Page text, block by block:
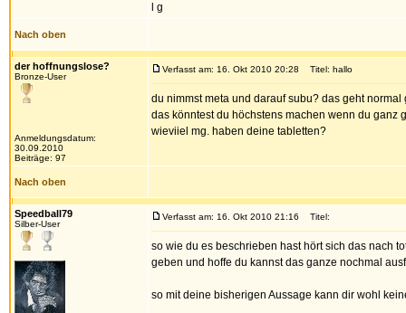
l g
Nach oben
der hoffnungslose?
Bronze-User
Anmeldungsdatum:
30.09.2010
Beiträge: 97
Verfasst am: 16. Okt 2010 20:28 Titel: hallo
du nimmst meta und darauf subu? das geht
das könntest du höchstens machen wenn du ganz
wieviiel mg. haben deine tabletten?
Nach oben
Speedball79
Silber-User
Verfasst am: 16. Okt 2010 21:16 Titel:
so wie du es beschrieben hast hört sich das nach
geben und hoffe du kannst das ganze nochmal
so mit deine bisherigen Aussage kann dir wohl